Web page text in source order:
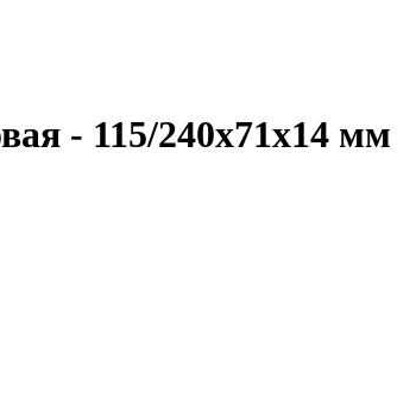
- 115/240х71х14 мм